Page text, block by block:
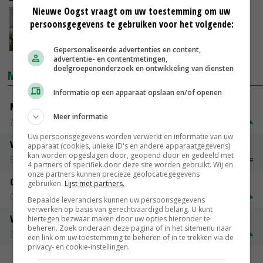
Overijsselse melkveehouders scoren op
milieu
MARKTPRIJZEN
Magere melkpoeder
Zuivel NL
Vleeskuikens 2001-2600 gr
Barneveld
€ 1,09~ € 1,11
Gerst
Groningen
€ 197,00
Volle melkpoeder
Zuivel NL
€ 345,00 € 20,00
Nieuwe Oogst vraagt om uw toestemming om uw
persoonsgegevens te gebruiken voor het volgende:
Gepersonaliseerde advertenties en content,
advertentie- en contentmetingen,
doelgroepenonderzoek en ontwikkeling van diensten
Informatie op een apparaat opslaan en/of openen
Meer informatie
Uw persoonsgegevens worden verwerkt en informatie van uw
apparaat (cookies, unieke ID's en andere apparaatgegevens)
kan worden opgeslagen door, geopend door en gedeeld met
4 partners of specifiek door deze site worden gebruikt. Wij en
onze partners kunnen precieze geolocatiegegevens
gebruiken. Lijst met partners.
Bepaalde leveranciers kunnen uw persoonsgegevens
verwerken op basis van gerechtvaardigd belang. U kunt
hiertegen bezwaar maken door uw opties hieronder te
beheren. Zoek onderaan deze pagina of in het sitemenu naar
een link om uw toestemming te beheren of in te trekken via de
privacy- en cookie-instellingen.